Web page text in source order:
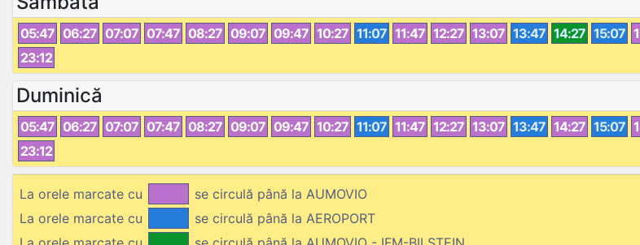
05:47 06:27 07:07 07:47 08:27 09:07 09:47 10:27 11:07 11:47 12:27 13:07 13:47 14:27 15:07
23:12
Duminică
05:47 06:27 07:07 07:47 08:27 09:07 09:47 10:27 11:07 11:47 12:27 13:07 13:47 14:27 15:07
23:12
La orele marcate cu
se circulă până la AUMOVIO
La orele marcate cu
se circulă până la AEROPORT